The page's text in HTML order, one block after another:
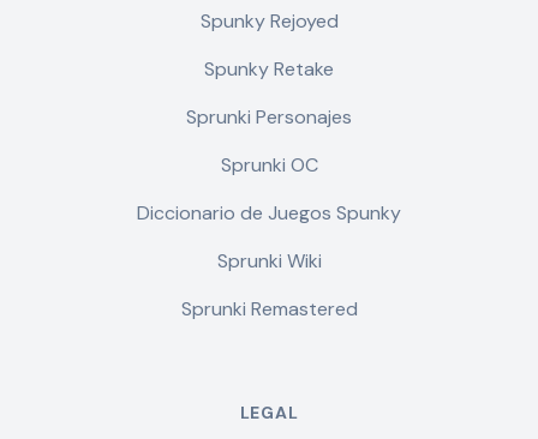
Spunky Rejoyed
Spunky Retake
Sprunki Personajes
Sprunki OC
Diccionario de Juegos Spunky
Sprunki Wiki
Sprunki Remastered
LEGAL